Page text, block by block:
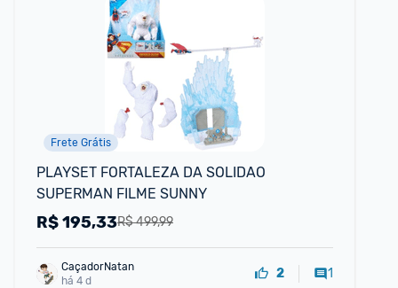
Frete Grátis
PLAYSET FORTALEZA DA SOLIDAO
SUPERMAN FILME SUNNY
R$ 499,99
R$195,33
CaçadorNatan
há 4 d
2 1